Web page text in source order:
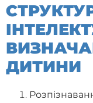
ДИТИНИ